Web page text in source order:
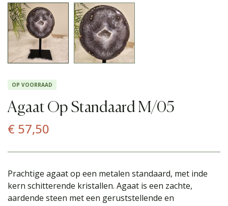
OP VOORRAAD
Agaat Op Standaard M/05
€ 57,50
Prachtige agaat op een metalen standaard, met inde
kern schitterende kristallen. Agaat is een zachte,
aardende steen met een geruststellende en